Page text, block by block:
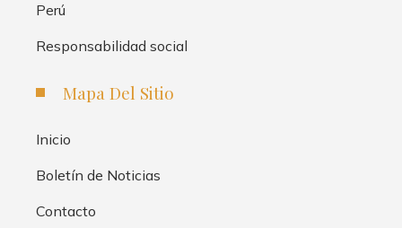
Perú
Responsabilidad social
Mapa Del Sitio
Inicio
Boletín de Noticias
Contacto